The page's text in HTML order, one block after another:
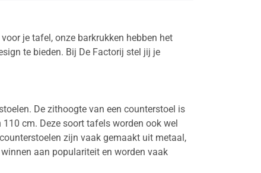
je tafel, onze barkrukken hebben het
te bieden. Bij De Factorij stel jij je
De zithoogte van een counterstoel is
cm. Deze soort tafels worden ook wel
zijn vaak gemaakt uit metaal,
aan populariteit en worden vaak